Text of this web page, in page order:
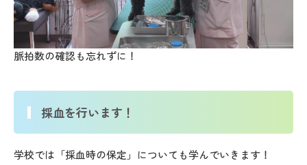
脈拍数の確認も忘れずに！
採血を行います！
学校では「採血時の保定」についても学んでいきます！